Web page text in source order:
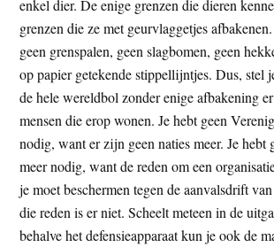
enkel dier. De enige grenzen die dieren
grenzen die ze met geurvlaggetjes
geen grenspalen, geen slagbomen, geen
op papier getekende stippellijntjes. Dus, stel
de hele wereldbol zonder enige afbakening
mensen die erop wonen. Je hebt geen
nodig, want er zijn geen naties meer. Je hebt
meer nodig, want de reden om een
je moet beschermen tegen de aanvalsdrift
die reden is er niet. Scheelt meteen in de
behalve het defensieapparaat kun je ook de